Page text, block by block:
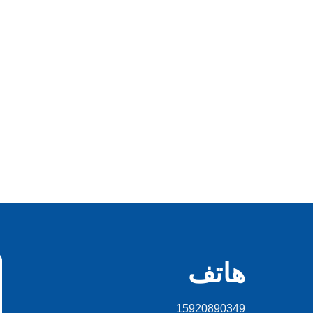
هاتف
15920890349